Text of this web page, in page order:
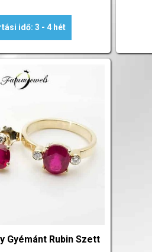
idő: 3 - 4 hét
Gyémánt Rubin Szett